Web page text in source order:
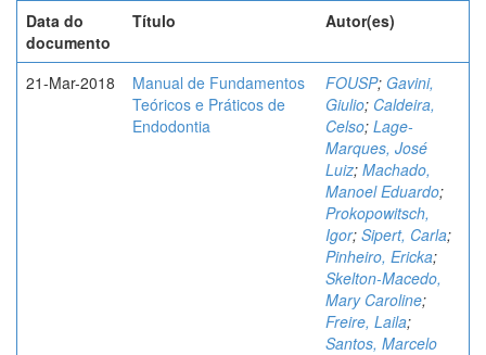
Data do
documento
Título Autor(es)
21-Mar-2018
Manual de Fundamentos
Teóricos e Práticos de
Endodontia
FOUSP; Gavini,
Giulio; Caldeira,
Celso; Lage-
Marques, José
Luiz; Machado,
Manoel Eduardo;
Prokopowitsch,
Igor; Sipert, Carla;
Pinheiro, Ericka;
Skelton-Macedo,
Mary Caroline;
Freire, Laila;
Santos, Marcelo